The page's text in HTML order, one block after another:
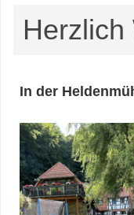
Herzlich
In der